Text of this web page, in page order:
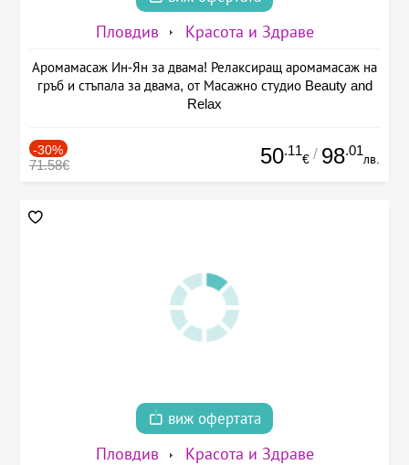
Пловдив Красота и Здраве
Аромамасаж Ин-Ян за двама! Релаксиращ аромамасаж на
гръб и стъпала за двама, от Масажно студио Beauty and
Relax
-30%
71.58€ 50.11
€ / 98.01
лв.
виж офертата
Пловдив Красота и Здраве